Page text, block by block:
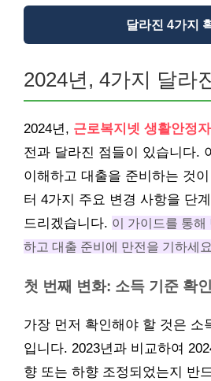
달라진 4가지
2024년, 4가지 달라
2024년, 근로복지넷 생활안정
전과 달라진 점들이 있습니다.
이해하고 대출을 준비하는 것
터 4가지 주요 변경 사항을 단
드리겠습니다. 이 가이드를 통
하고 대출 준비에 만전을 기하세
첫 번째 변화: 소득 기준 확인
가장 먼저 확인해야 할 것은 소
입니다. 2023년과 비교하여
향 또는 하향 조정되었는지 반